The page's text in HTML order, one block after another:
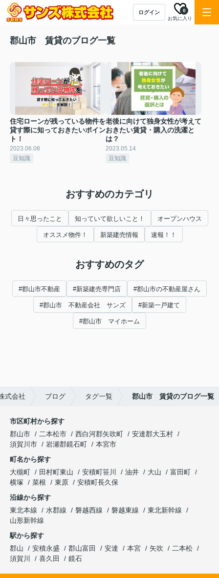
ログイン
お気に入り
0
郡山市 賃貸のブログ一覧
住宅ローンが残っている物件を
貸す際に知っておきたいポイン
ト！
2023.06.08
豆知識
老後に向けて独身女性が考えて
おきたい賃貸・購入の洗濯と
は？
2023.05.14
豆知識
おすすめのカテゴリ
日々思ったこと 知っていて欲しいこと！ オープンハウス
オススメ物件！ 新築建売情報 速報！！
おすすめのタグ
#郡山市不動産 #新築建売専門店 #郡山市の不動産屋さん
#郡山市 不動産会社 サンズ #新築一戸建て
#郡山市 マイホーム
式会社 ブログ タグ一覧 郡山市 賃貸のブログ一覧
市区町村から探す
郡山市
二本松市 西白河郡矢吹町
安達郡大玉村
須賀川市
岩瀬郡鏡石町
本宮市
町名から探す
大槻町
田村町東山 安積町笹川 油井 大山
富田町
横塚
菜根 東原
安積町長久保
沿線から探す
東北本線
水郡線 磐越西線 磐越東線
東北新幹線
山形新幹線
駅から探す
郡山
安積永盛 郡山富田 安達 本宮 矢吹
二本松
須賀川
喜久田 鏡石